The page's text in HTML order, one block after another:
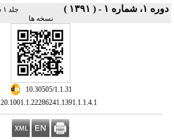
دوره ۱، شماره ۱ - ( ۱۳۹۱ ) جلد ۱ شماره ۱
نسخه ها
‎ 10.30505/1.1.31
‎ 20.1001.1.22286241.1391.1.1.4.1